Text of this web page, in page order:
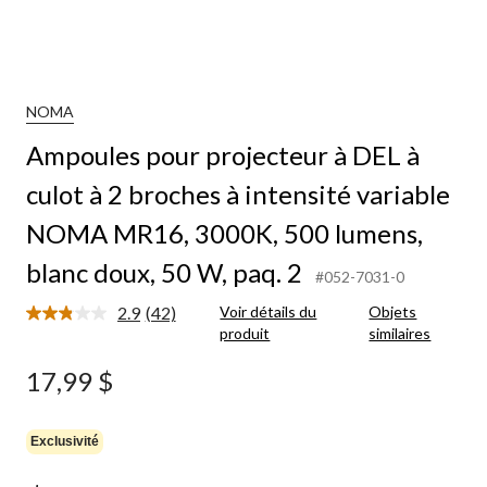
NOMA
Ampoules pour projecteur à DEL à
culot à 2 broches à intensité variable
NOMA MR16, 3000K, 500 lumens,
blanc doux, 50 W, paq. 2
#052-7031-0
2.9 Lire
(42)
Voir détails du
produit
Objets
similaires
17,99 $
Exclusivité